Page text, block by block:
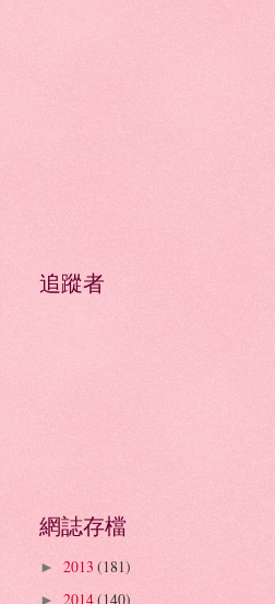
追蹤者
網誌存檔
► 2013 (181)
► 2014(140)